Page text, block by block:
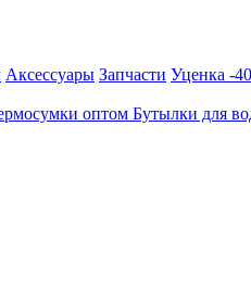
Аксессуары Запчасти Уценка -
оптом Бутылки для